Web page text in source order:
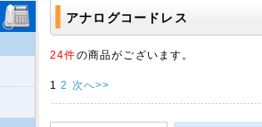
アナログコードレス
24件の商品がございます。
1 2 次へ>>